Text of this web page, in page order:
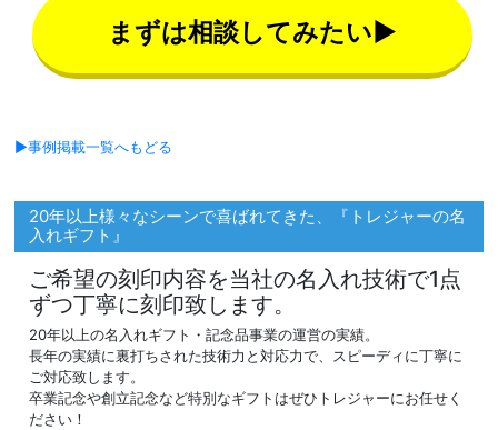
まずは相談してみたい▶
▶事例掲載一覧へもどる
20年以上様々なシーンで喜ばれてきた、『トレジャーの名
入れギフト』
ご希望の刻印内容を当社の名入れ技術で1点
ずつ丁寧に刻印致します。
20年以上の名入れギフト・記念品事業の運営の実績。
長年の実績に裏打ちされた技術力と対応力で、スピーディに丁寧に
ご対応致します。
卒業記念や創立記念など特別なギフトはぜひトレジャーにお任せく
ださい！